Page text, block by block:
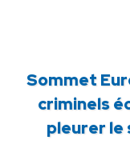
Sommet
criminels
pleurer le